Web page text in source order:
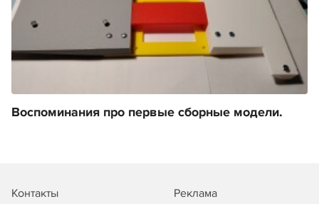
Воспоминания про первые сборные модели.
Контакты Реклама